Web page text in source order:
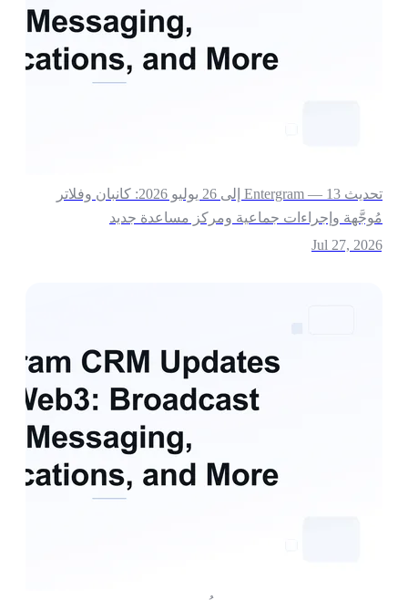
تحديث Entergram — 13 إلى 26 يوليو 2026: كانبان وفلاتر
وإجراءات جماعية ومركز مساعدة جديد
Jul 27,